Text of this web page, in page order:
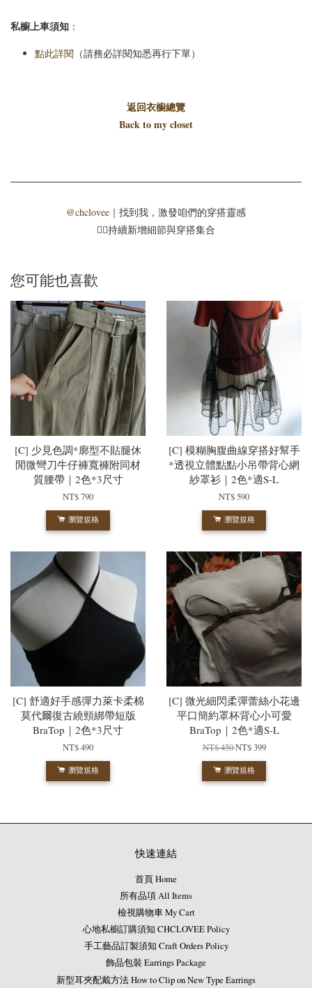
私櫥上車須知 ：
點此詳閱 （請務必詳閱知悉再行下單）
返回衣櫥總覽
Back to my closet
@chclovee ｜找到我，激發咱們的穿搭靈感
☝🏻持續新增細節與穿搭集合
您可能也喜歡
[C] 少見色調*廓型不貼腿休
閒微彎刀牛仔褲寬褲附同材
質腰帶｜2色*3尺寸
NT$ 790
瀏覽規格
[C] 模糊胸腹曲線穿搭好幫手
*透視立體點點小吊帶背心網
紗罩衫｜2色*適S-L
NT$ 590
瀏覽規格
[C] 舒適好手感彈力萊卡柔棉
莫代爾復古繞頸綁帶短版
BraTop｜2色*3尺寸
NT$ 490
瀏覽規格
[C] 微光細閃柔彈蕾絲小花邊
平口簡約罩杯背心小可愛
BraTop｜2色*適S-L
NT$ 450NT$ 399
瀏覽規格
快速連結
首頁 Home
所有品項 All Items
檢視購物車 My Cart
心地私櫥訂購須知 CHCLOVEE Policy
手工藝品訂製須知 Craft Orders Policy
飾品包裝 Earrings Package
新型耳夾配戴方法 How to Clip on New Type Earrings